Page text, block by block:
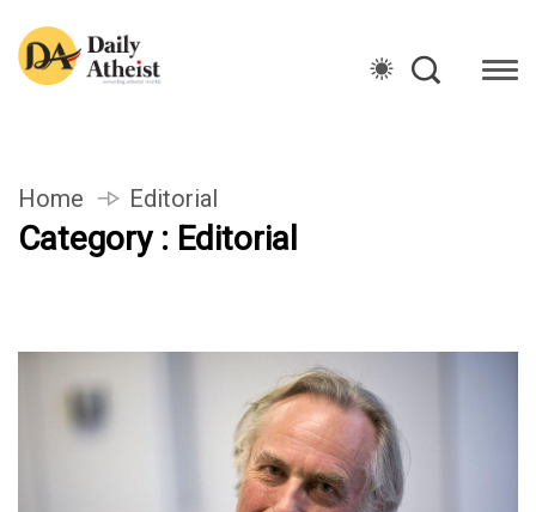
Home Editorial
Category : Editorial